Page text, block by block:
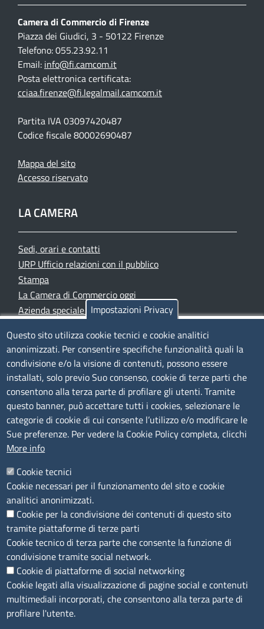
Camera di Commercio di Firenze
Piazza dei Giudici, 3 - 50122 Firenze
Telefono: 055.23.92.11
Email: info@fi.camcom.it
Posta elettronica certificata:
cciaa.firenze@fi.legalmail.camcom.it
Partita IVA 03097420487
Codice fiscale 80002690487
Mappa del sito
Accesso riservato
LA CAMERA
Sedi, orari e contatti
URP Ufficio relazioni con il pubblico
Stampa
La Camera di Commercio oggi
Azienda speciale PromoFirenze
TRASPARENZA
Albo Online
Amministrazione trasparente
Bandi e concorsi
Segnalazioni Whistleblowing
Accessibilità
IBAN e pagamenti informatici
Informative privacy e cookie
Verifiche PA
Attuazione misure PNRR
Modulistica
SEGUICI SU
Impostazioni Privacy
Questo sito utilizza cookie tecnici e cookie analitici
anonimizzati. Per consentire specifiche funzionalità quali la
condivisione e/o la visione di contenuti, possono essere
installati, solo previo Suo consenso, cookie di terze parti che
consentono alla terza parte di profilare gli utenti. Tramite
questo banner, può accettare tutti i cookies, selezionare le
categorie di cookie di cui consente l’utilizzo e/o modificare le
Sue preferenze. Per vedere la Cookie Policy completa, clicchi
More info
Cookie tecnici
Cookie necessari per il funzionamento del sito e cookie
analitici anonimizzati.
Cookie per la condivisione dei contenuti di questo sito
tramite piattaforme di terze parti
Cookie tecnico di terza parte che consente la funzione di
condivisione tramite social network.
Cookie di piattaforme di social networking
Cookie legati alla visualizzazione di pagine social e contenuti
multimediali incorporati, che consentono alla terza parte di
profilare l'utente.